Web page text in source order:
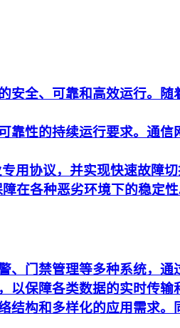
全、可靠和高效运行。
性的持续运行要求。通
协议，并实现快速故障
在各种恶劣环境下的稳定性
门禁管理等多种系统，
保障各类数据的实时传输
构和多样化的应用需求。